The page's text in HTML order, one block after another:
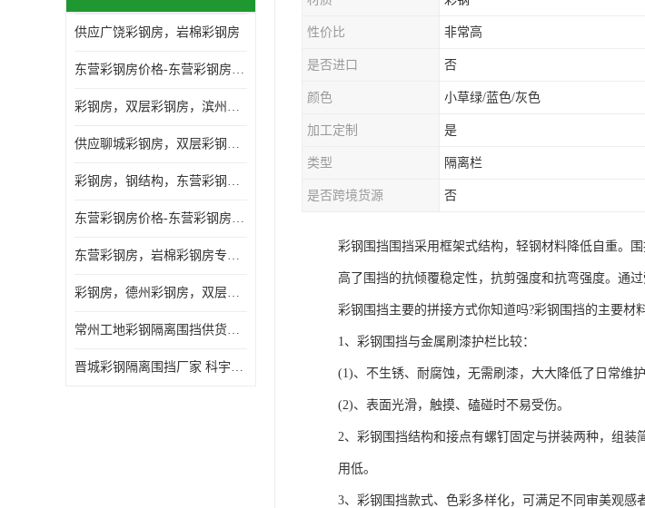
供应广饶彩钢房，岩棉彩钢房
东营彩钢房价格-东营彩钢房厂家-东营防火彩钢房
彩钢房，双层彩钢房，滨州彩钢房，雅致房，轻钢结构
供应聊城彩钢房，双层彩钢房，岩棉彩钢房，彩钢快装房
彩钢房，钢结构，东营彩钢房，双层彩钢房，施工围挡
东营彩钢房价格-东营彩钢房批发
东营彩钢房，岩棉彩钢房专业制作安装
彩钢房，德州彩钢房，双层彩钢房，岩棉彩钢房供应商
常州工地彩钢隔离围挡供货商 科宇钢构工程
晋城彩钢隔离围挡厂家 科宇钢构工程
性价比 非常高
是否进口 否
颜色 小草绿/蓝色/灰色
加工定制 是
类型 隔离栏
是否跨境货源 否
彩钢围挡围挡采用框架式结构，轻钢材料降低自重。
高了围挡的抗倾覆稳定性，抗剪强度和抗弯强度。通过
彩钢围挡主要的拼接方式你知道吗?彩钢围挡的主要材
1、彩钢围挡与金属刷漆护栏比较：
(1)、不生锈、耐腐蚀，无需刷漆，大大降低了日常维
(2)、表面光滑，触摸、磕碰时不易受伤。
2、彩钢围挡结构和接点有螺钉固定与拼装两种，组
用低。
3、彩钢围挡款式、色彩多样化，可满足不同审美观感